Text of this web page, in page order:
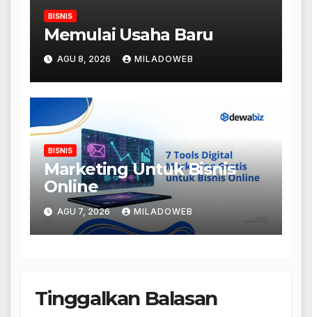
BISNIS
Memulai Usaha Baru
AGU 8, 2026 MILADOWEB
BISNIS
Marketing Untuk Bisnis
Online
AGU 7, 2026 MILADOWEB
Tinggalkan Balasan